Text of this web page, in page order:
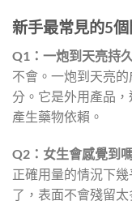
新手最常見的5
Q1：一炮到天亮持
不會。一炮到天亮
分。它是外用產品
產生藥物依賴。
Q2：女生會感覺到
正確用量的情況下
了，表面不會殘留